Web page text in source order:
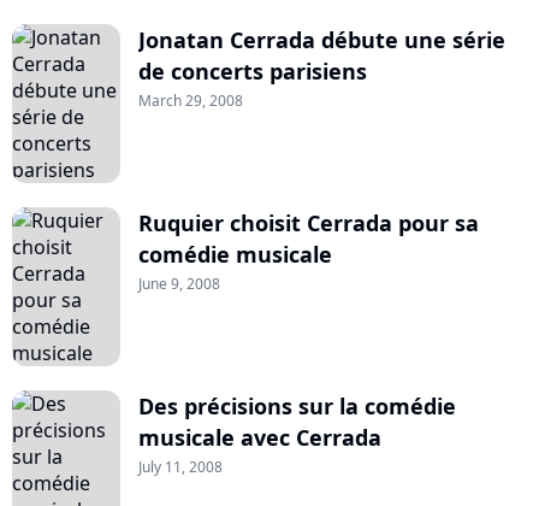
Jonatan Cerrada débute une série
de concerts parisiens
March 29, 2008
Ruquier choisit Cerrada pour sa
comédie musicale
June 9, 2008
Des précisions sur la comédie
musicale avec Cerrada
July 11, 2008